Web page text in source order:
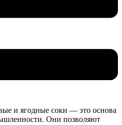
и ягодные соки — это основа
Они позволяют